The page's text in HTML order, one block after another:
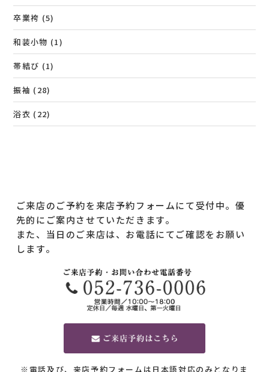
卒業袴 (5)
和装小物 (1)
帯結び (1)
振袖 (28)
浴衣 (22)
ご来店のご予約を来店予約フォームにて受付中。優
先的にご案内させていただきます。
また、当日のご来店は、お電話にてご確認をお願い
します。
※電話及び、来店予約フォームは日本語対応のみとなりま